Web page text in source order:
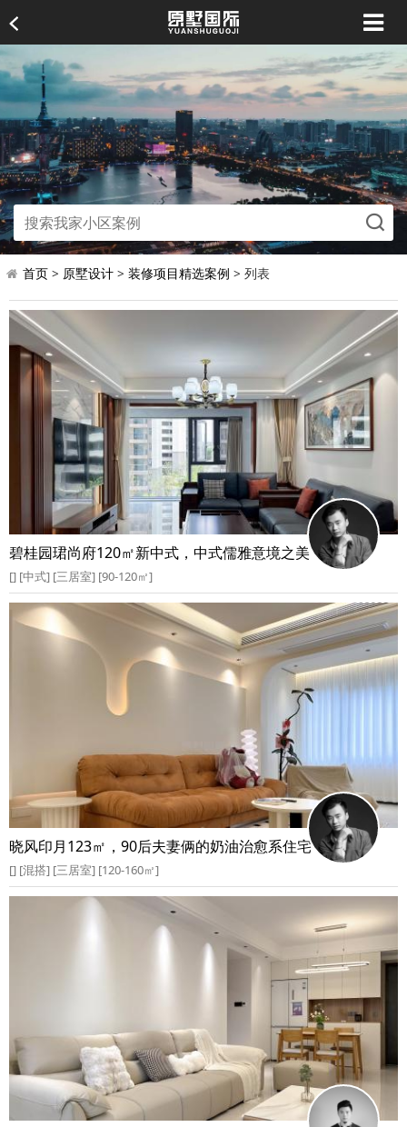
首页> 原墅设计> 装修项目精选案例 > 列表
碧桂园珺尚府120㎡新中式，中式儒雅意境之美
[] [中式] [三居室] [90-120㎡]
晓风印月123㎡，90后夫妻俩的奶油治愈系住宅
[] [混搭] [三居室] [120-160㎡]